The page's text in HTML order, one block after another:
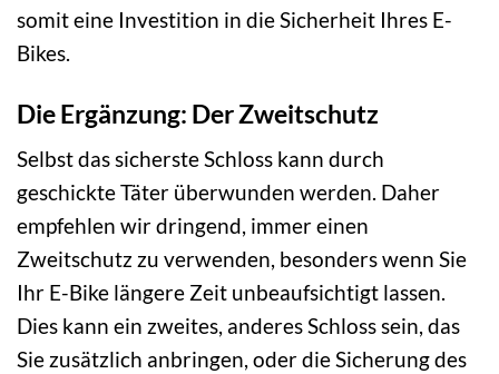
somit eine Investition in die Sicherheit Ihres E-
Bikes.
Die Ergänzung: Der Zweitschutz
Selbst das sicherste Schloss kann durch
geschickte Täter überwunden werden. Daher
empfehlen wir dringend, immer einen
Zweitschutz zu verwenden, besonders wenn Sie
Ihr E-Bike längere Zeit unbeaufsichtigt lassen.
Dies kann ein zweites, anderes Schloss sein, das
Sie zusätzlich anbringen, oder die Sicherung des